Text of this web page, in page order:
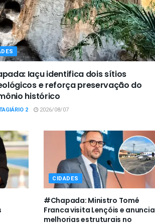
Iaçu identifica dois sítios
e reforça preservação do
histórico
2 2026/08/07
CIDADES
#Chapada: Ministro Tomé
Franca visita Lençóis e anuncia
melhorias estruturais no